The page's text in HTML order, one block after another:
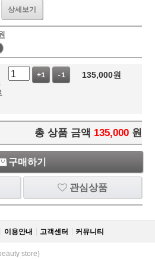
상세보기
+1 -1 135,000원
총 상품 금액 135,000 원
구매하기
관심상품
이용안내 고객센터 커뮤니티
store)